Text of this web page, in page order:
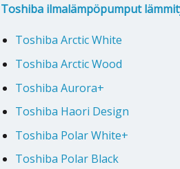
Toshiba ilmalämpöpumput
Toshiba Arctic White
Toshiba Arctic Wood
Toshiba Aurora+
Toshiba Haori Design
Toshiba Polar White+
Toshiba Polar Black